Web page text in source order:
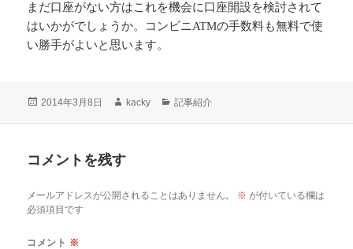
まだ口座がない方はこれを機会に口座開設を検討されて
はいかがでしょうか。コンビニATMの手数料も無料で使
い勝手がよいと思います。
投
2014年3月8日
作
kacky
カ
記事紹介
コメントを残す
メールアドレスが公開されることはありません。 ※ が付いている欄は
必須項目です
コメント ※